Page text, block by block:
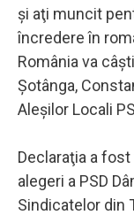
şi aţi muncit
încredere în
România va
Şotânga,
Aleşilor Locali
Declaraţia a
alegeri a PSD
Sindicatelor din